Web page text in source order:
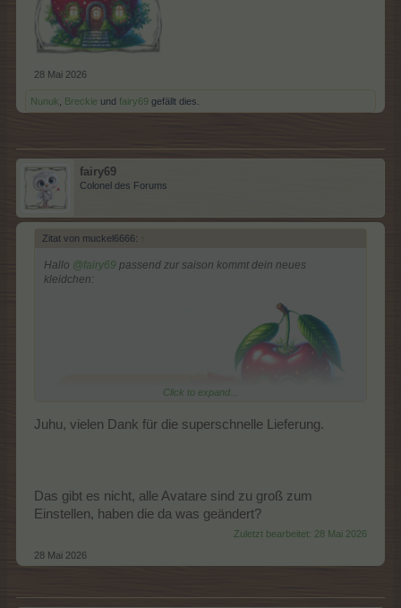
28 Mai 2026
Nunuk Breckie und fairy69 gefällt dies.
fairy69
Colonel des Forums
Zitat von muckel6666: ↑
Hallo @fairy69 passend zur saison kommt dein neues
kleidchen:
Click to expand...
Juhu, vielen Dank für die superschnelle Lieferung.
Das gibt es nicht, alle Avatare sind zu groß zum
Einstellen, haben die da was geändert?
Zuletzt bearbeitet: 28 Mai 2026
28 Mai 2026